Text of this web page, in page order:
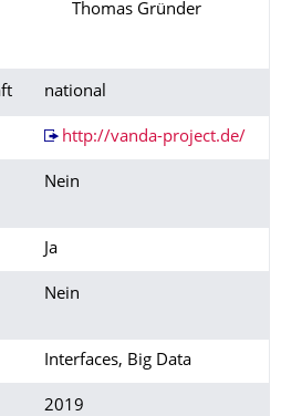
Thomas Gründer
national
http://vanda-project.de/
Nein
Ja
Nein
Interfaces, Big Data
2019